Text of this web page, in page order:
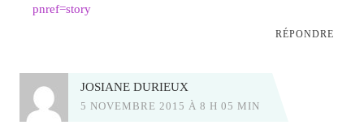
pnref=story
RÉPONDRE
JOSIANE DURIEUX
5 NOVEMBRE 2015 À 8 H 05 MIN